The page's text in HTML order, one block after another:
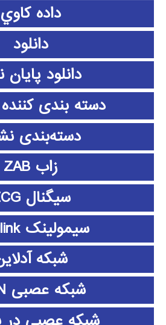
داده كاوي
دانلود
دانلود پايان
دسته بندی
دسته‌بندی
زاب ZAB
سیگنال ECG
سیمولینک simulink
شبکه
شبکه عصبی CNN